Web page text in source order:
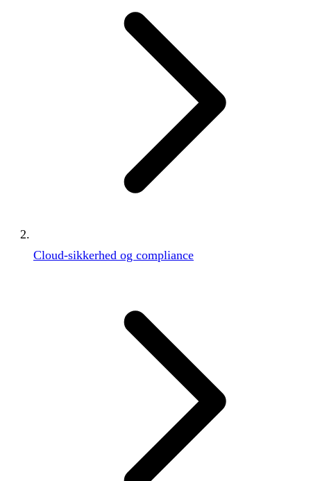
Cloud-sikkerhed og compliance